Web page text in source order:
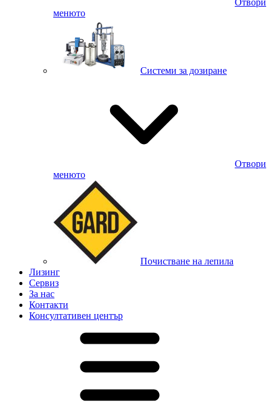
Отвори
менюто
Системи за дозиране
Отвори
менюто
Почистване на лепила
Лизинг
Сервиз
За нас
Контакти
Консултативен център